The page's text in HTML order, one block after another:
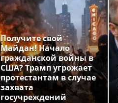
Получите свой
Майдан! Начало
гражданской войны в
США? Трамп угрожает
протестантам в случае
захвата
госучреждений